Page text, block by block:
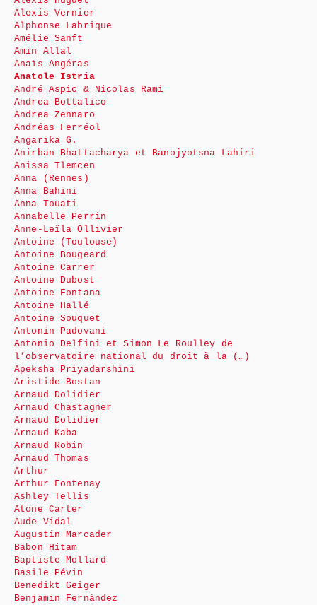
Alexis Vernier
Alphonse Labrique
Amélie Sanft
Amin Allal
Anaïs Angéras
Anatole Istria
André Aspic & Nicolas Rami
Andrea Bottalico
Andrea Zennaro
Andréas Ferréol
Angarika G.
Anirban Bhattacharya et Banojyotsna Lahiri
Anissa Tlemcen
Anna (Rennes)
Anna Bahini
Anna Touati
Annabelle Perrin
Anne-Leïla Ollivier
Antoine (Toulouse)
Antoine Bougeard
Antoine Carrer
Antoine Dubost
Antoine Fontana
Antoine Hallé
Antoine Souquet
Antonin Padovani
Antonio Delfini et Simon Le Roulley de
l’observatoire national du droit à la (…)
Apeksha Priyadarshini
Aristide Bostan
Arnaud Dolidier
Arnaud Chastagner
Arnaud Dolidier
Arnaud Kaba
Arnaud Robin
Arnaud Thomas
Arthur
Arthur Fontenay
Ashley Tellis
Atone Carter
Aude Vidal
Augustin Marcader
Babon Hitam
Baptiste Mollard
Basile Pévin
Benedikt Geiger
Benjamin Fernández